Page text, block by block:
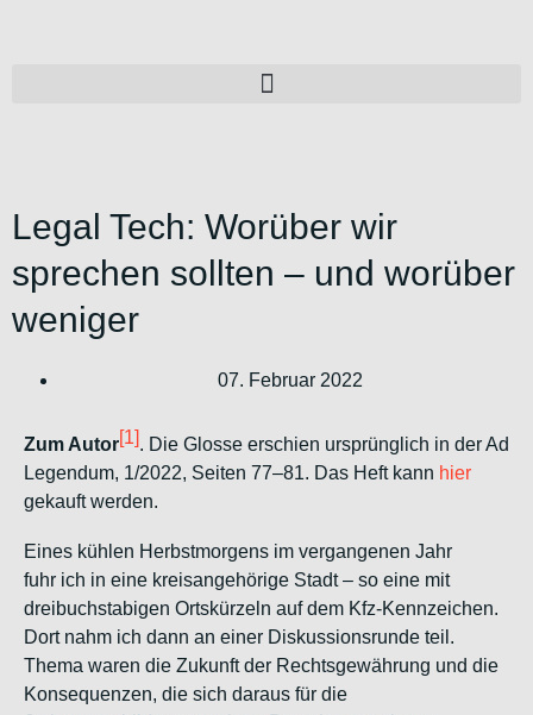
Legal Tech: Worüber wir
sprechen sollten – und worüber
weniger
07. Februar 2022
Zum Autor[1]. Die Glosse erschien ursprünglich in der Ad
Legendum, 1/2022, Seiten 77–81. Das Heft kann hier
gekauft werden.
Eines kühlen Herbstmorgens im vergangenen Jahr
fuhr ich in eine kreisangehörige Stadt – so eine mit
dreibuchstabigen Ortskürzeln auf dem Kfz-Kennzeichen.
Dort nahm ich dann an einer Diskussionsrunde teil.
Thema waren die Zukunft der Rechtsgewährung und die
Konsequenzen, die sich daraus für die